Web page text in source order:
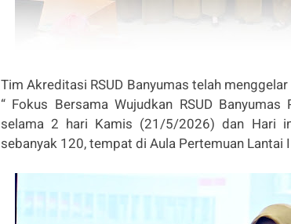
Tim Akreditasi RSUD Banyumas telah
“ Fokus Bersama Wujudkan RSUD
selama 2 hari Kamis (21/5/2026) dan Hari
sebanyak 120, tempat di Aula Pertemuan Lantai